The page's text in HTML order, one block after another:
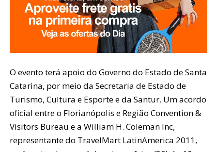
O evento terá apoio do Governo do Estado de Santa
Catarina, por meio da Secretaria de Estado de
Turismo, Cultura e Esporte e da Santur. Um acordo
oficial entre o Florianópolis e Região Convention &
Visitors Bureau e a William H. Coleman Inc,
representante do TravelMart LatinAmerica 2011,